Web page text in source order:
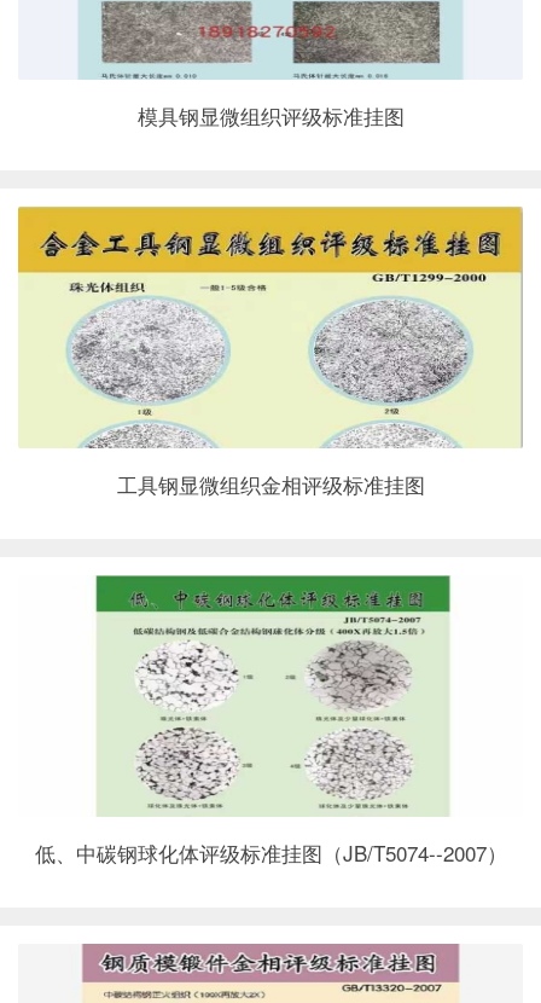
模具钢显微组织评级标准挂图
工具钢显微组织金相评级标准挂图
低、中碳钢球化体评级标准挂图（JB/T5074--2007）